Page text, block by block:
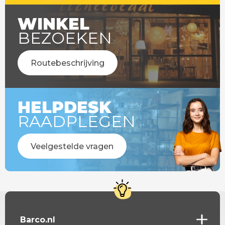
WINKEL
BEZOEKEN
Routebeschrijving
HELPDESK
RAADPLEGEN
Veelgestelde vragen
Barco.nl